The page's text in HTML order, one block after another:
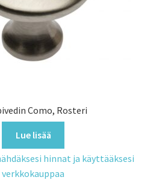
Como, Rosteri
Lue lisää
hinnat ja käyttääksesi
verkkokauppaa